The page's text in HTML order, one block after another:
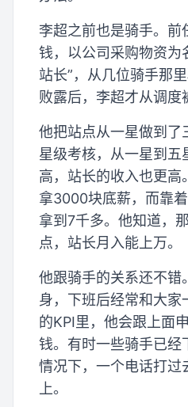
李超之前也是骑手。前
钱，以公司采购物资为
站长”，从几位骑手那
败露后，李超才从调度
他把站点从一星做到了
星级考核，从一星到五
高，站长的收入也更高
拿3000块底薪，而靠
拿到7千多。他知道，
点，站长月入能上万。
他跟骑手的关系还不错
身，下班后经常和大家
的KPI里，他会跟上面
钱。有时一些骑手已经
情况下，一个电话打过
上。